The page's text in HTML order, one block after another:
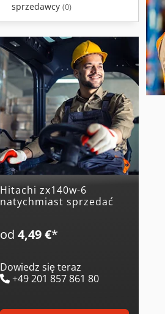
sprzedawcy (0)
hitachi zx140w-6
natychmiast sprzedać
od 4,49 €*
Dowiedz się teraz
+49 201 857 861 80